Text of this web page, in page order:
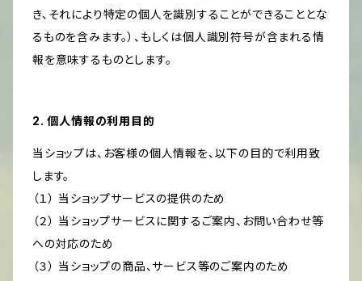
き、それにより特定の個人を識別することができることとな
るものを含みます。）、もしくは個人識別符号が含まれる情
報を意味するものとします。
2. 個人情報の利用目的
当ショップは、お客様の個人情報を、以下の目的で利用致
します。
（１） 当ショップサービスの提供のため
（２） 当ショップサービスに関するご案内、お問い合わせ等
への対応のため
（３） 当ショップの商品、サービス等のご案内のため